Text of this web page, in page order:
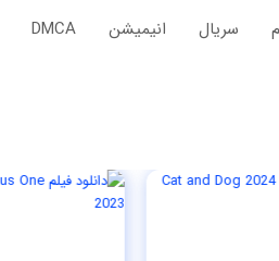
سریال‌ انیمیشن DMCA